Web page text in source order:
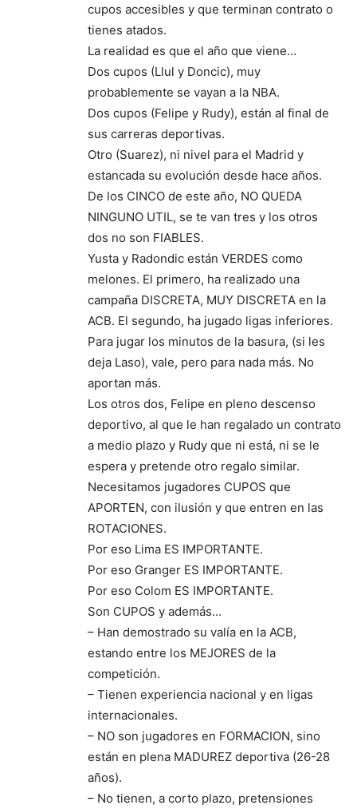
cupos accesibles y que terminan contrato o
tienes atados.
La realidad es que el año que viene…
Dos cupos (Llul y Doncic), muy
probablemente se vayan a la NBA.
Dos cupos (Felipe y Rudy), están al final de
sus carreras deportivas.
Otro (Suarez), ni nivel para el Madrid y
estancada su evolución desde hace años.
De los CINCO de este año, NO QUEDA
NINGUNO UTIL, se te van tres y los otros
dos no son FIABLES.
Yusta y Radondic están VERDES como
melones. El primero, ha realizado una
campaña DISCRETA, MUY DISCRETA en la
ACB. El segundo, ha jugado ligas inferiores.
Para jugar los minutos de la basura, (si les
deja Laso), vale, pero para nada más. No
aportan más.
Los otros dos, Felipe en pleno descenso
deportivo, al que le han regalado un contrato
a medio plazo y Rudy que ni está, ni se le
espera y pretende otro regalo similar.
Necesitamos jugadores CUPOS que
APORTEN, con ilusión y que entren en las
ROTACIONES.
Por eso Lima ES IMPORTANTE.
Por eso Granger ES IMPORTANTE.
Por eso Colom ES IMPORTANTE.
Son CUPOS y además…
– Han demostrado su valía en la ACB,
estando entre los MEJORES de la
competición.
– Tienen experiencia nacional y en ligas
internacionales.
– NO son jugadores en FORMACION, sino
están en plena MADUREZ deportiva (26-28
años).
– No tienen, a corto plazo, pretensiones